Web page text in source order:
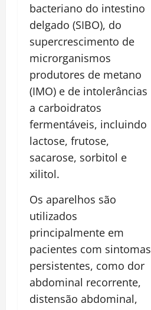
bacteriano do intestino
delgado (SIBO), do
supercrescimento de
microrganismos
produtores de metano
(IMO) e de intolerâncias
a carboidratos
fermentáveis, incluindo
lactose, frutose,
sacarose, sorbitol e
xilitol.
Os aparelhos são
utilizados
principalmente em
pacientes com sintomas
persistentes, como dor
abdominal recorrente,
distensão abdominal,